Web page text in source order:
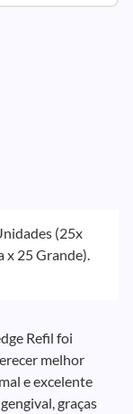
(25x
x 25 Grande).
Refil foi
melhor
e excelente
graças